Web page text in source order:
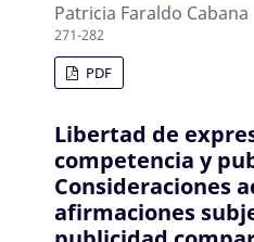
Patricia Faraldo Cabana
271-282
PDF
Libertad de
competencia y
Consideraciones
afirmaciones